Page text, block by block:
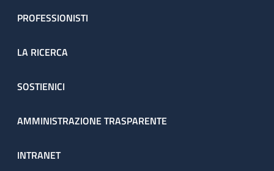
PROFESSIONISTI
LA RICERCA
SOSTIENICI
AMMINISTRAZIONE TRASPARENTE
INTRANET